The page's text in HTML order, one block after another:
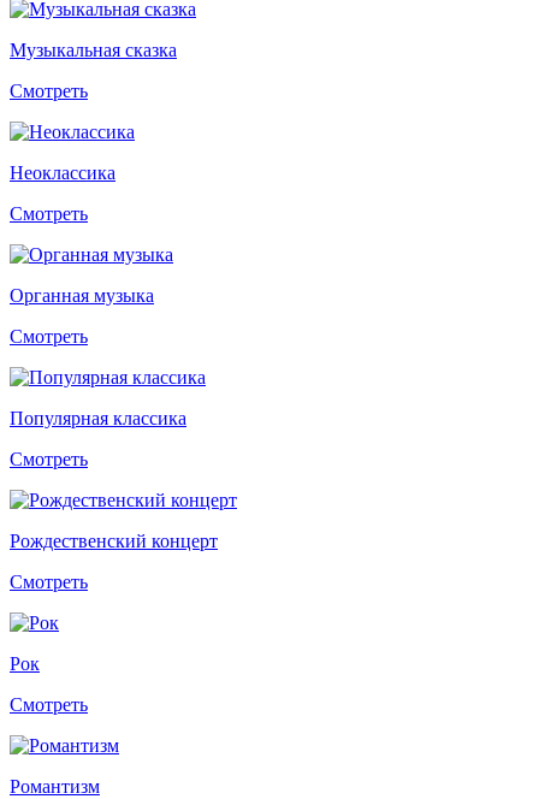
Музыкальная сказка
Смотреть
Неоклассика
Смотреть
Органная музыка
Смотреть
Популярная классика
Смотреть
Рождественский концерт
Смотреть
Рок
Смотреть
Романтизм